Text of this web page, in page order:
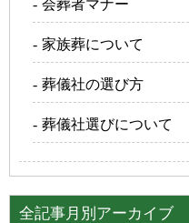
会葬者マナー
家族葬について
葬儀社の選び方
葬儀社選びについて
全記事月別アーカイブ